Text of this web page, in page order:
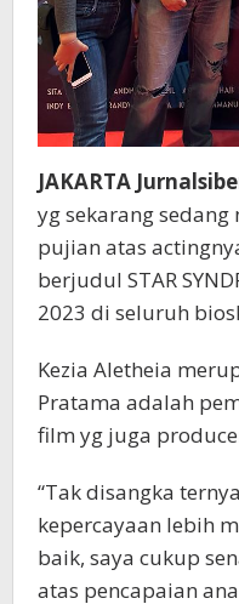
JAKARTA
yg sekarang
pujian atas
berjudul STAR
2023 di seluruh
Kezia Aletheia
Pratama adalah
film yg juga
“Tak disangka
kepercayaan lebih
baik, saya cukup
atas pencapaian